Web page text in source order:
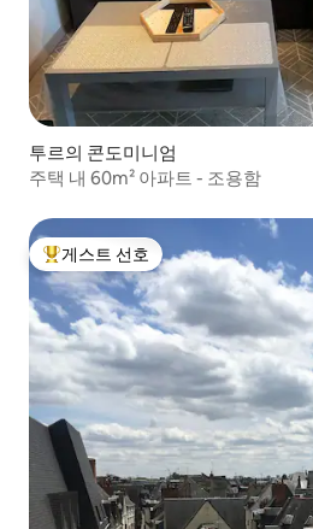
투르의 콘도미니엄
주택 내 60m² 아파트 - 조용함
상위 게스트 선호
게스트 선호